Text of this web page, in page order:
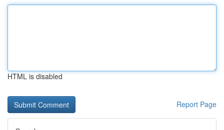
HTML is disabled
Report Page